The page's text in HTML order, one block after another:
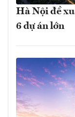
Hà Nội đề
6 dự án lớn